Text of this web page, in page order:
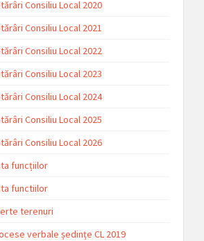
Consiliu Local 2020
Consiliu Local 2021
Consiliu Local 2022
Consiliu Local 2023
Consiliu Local 2024
Consiliu Local 2025
Consiliu Local 2026
funcțiilor
functiilor
terenuri
verbale ședințe CL 2019